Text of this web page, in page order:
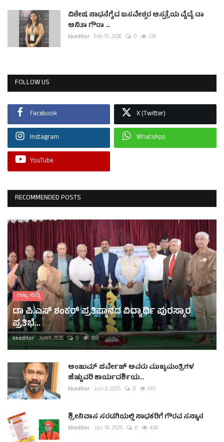
ವಿಶೇಷ ಸಾಧನೆಗೈದ ಬಸವೇಶ್ವರ ಆಸ್ಪತ್ರೆಯ ವೈದ್ಯೆ ಡಾ
ಅನಿತಾ ಗೌರಾ ...
kkeditor Feb 19, 2026 0 2.2k
FOLLOW US
Facebook X (Twitter)
Instagram WhatsApp
YouTube
RECOMMENDED POSTS
ರಾಜ್ಯ ಸುದ್ದಿ
ಡಾ ಪಿ.ಎಸ್ ಶಂಕರ್ ಪ್ರತಿಷ್ಠಾನದ ವಿದ್ಯಾರ್ಥಿ ಪುರಸ್ಕಾರ
ಪ್ರತಿಭೆ...
kkeditor Jan 1, 2026 0 188
ಅಂಜುಮ್ ಪರ್ವೇಜ್ ಅವರು ಮುಖ್ಯಮಂತ್ರಿಗಳ
ಹೆಚ್ಚುವರಿ ಕಾರ್ಯದರ್ಶಿಯ...
kkeditor Jun 4, 2025 0 610
ಶ್ರೀನಿವಾಸ ಸರಡಗಿಯಲ್ಲಿ ಸಾಧಕರಿಗೆ ಗೌರವ ಸನ್ಮಾನ
kkeditor Jan 18, 2025 0 436